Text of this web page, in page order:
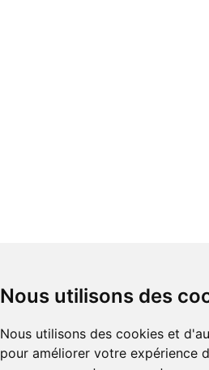
Nous utilisons des
Nous utilisons des cookies et d'autres technologies de suivi
pour améliorer votre expérience